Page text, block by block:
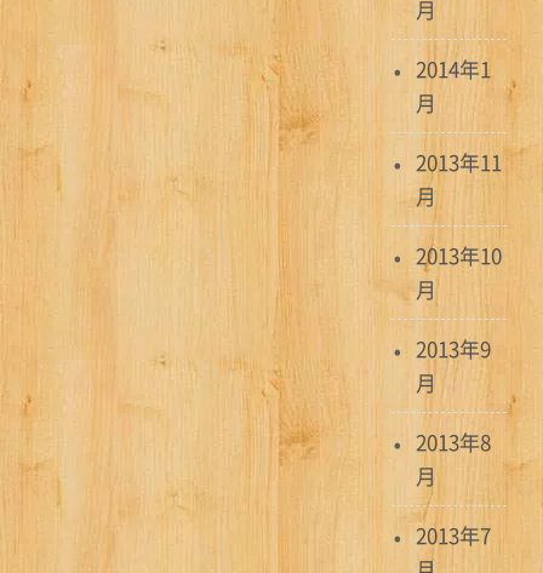
月
2014年1
月
2013年11
月
2013年10
月
2013年9
月
2013年8
月
2013年7